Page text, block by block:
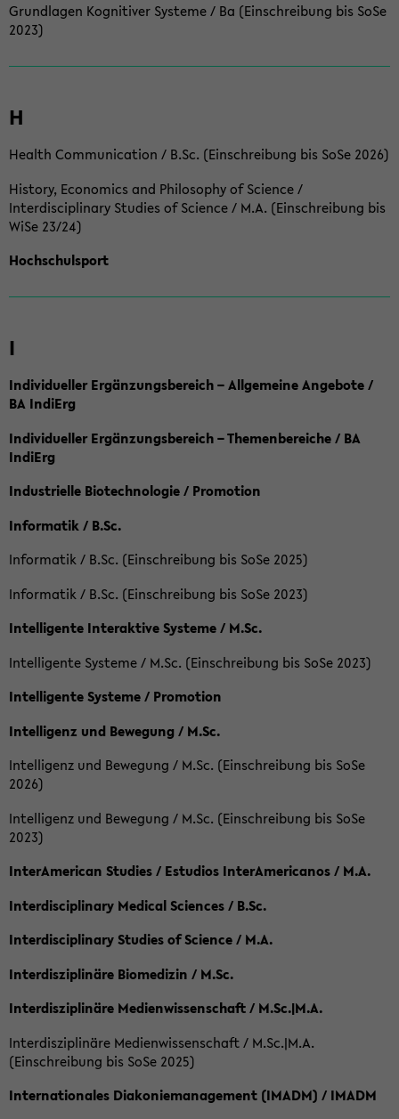
Grundlagen Kognitiver Systeme / Ba (Einschreibung bis SoSe
2023)
H
Health Communication / B.Sc. (Einschreibung bis SoSe 2026)
History, Economics and Philosophy of Science /
Interdisciplinary Studies of Science / M.A. (Einschreibung bis
WiSe 23/24)
Hochschulsport
I
Individueller Ergänzungsbereich – Allgemeine Angebote /
BA IndiErg
Individueller Ergänzungsbereich – Themenbereiche / BA
IndiErg
Industrielle Biotechnologie / Promotion
Informatik / B.Sc.
Informatik / B.Sc. (Einschreibung bis SoSe 2025)
Informatik / B.Sc. (Einschreibung bis SoSe 2023)
Intelligente Interaktive Systeme / M.Sc.
Intelligente Systeme / M.Sc. (Einschreibung bis SoSe 2023)
Intelligente Systeme / Promotion
Intelligenz und Bewegung / M.Sc.
Intelligenz und Bewegung / M.Sc. (Einschreibung bis SoSe
2026)
Intelligenz und Bewegung / M.Sc. (Einschreibung bis SoSe
2023)
InterAmerican Studies / Estudios InterAmericanos / M.A.
Interdisciplinary Medical Sciences / B.Sc.
Interdisciplinary Studies of Science / M.A.
Interdisziplinäre Biomedizin / M.Sc.
Interdisziplinäre Medienwissenschaft / M.Sc.|M.A.
Interdisziplinäre Medienwissenschaft / M.Sc.|M.A.
(Einschreibung bis SoSe 2025)
Internationales Diakoniemanagement (IMADM) / IMADM